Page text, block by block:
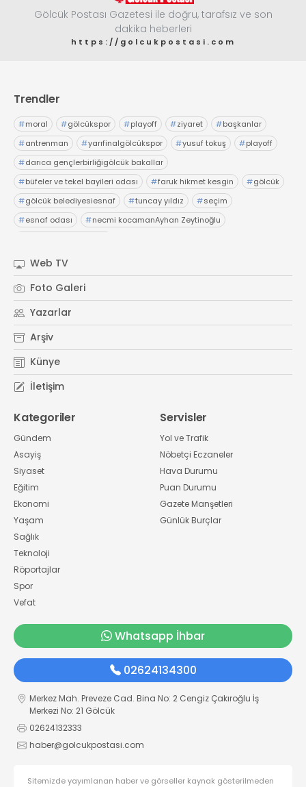
Gölcük Postası Gazetesi ile doğru, tarafsız ve son
dakika heberleri
https://golcukpostasi.com
Trendler
#moral #gölcükspor #playoff #ziyaret #başkanlar
#antrenman #yarıfinalgölcükspor #yusuf tokuş #playoff
#darıca gençlerbirliğigölcük bakallar
#büfeler ve tekel bayileri odası #faruk hikmet kesgin #gölcük
#gölcük belediyesiesnaf #tuncay yıldız #seçim
#esnaf odası #necmi kocamanAyhan Zeytinoğlu
Web TV
Foto Galeri
Yazarlar
Arşiv
Künye
İletişim
Kategoriler
Gündem
Asayiş
Siyaset
Eğitim
Ekonomi
Yaşam
Sağlık
Teknoloji
Röportajlar
Spor
Vefat
Servisler
Yol ve Trafik
Nöbetçi Eczaneler
Hava Durumu
Puan Durumu
Gazete Manşetleri
Günlük Burçlar
Whatsapp İhbar
02624134300
Merkez Mah. Preveze Cad. Bina No: 2 Cengiz Çakıroğlu İş
Merkezi No: 21 Gölcük
02624132333
haber@golcukpostasi.com
Sitemizde yayımlanan haber ve görseller kaynak gösterilmeden